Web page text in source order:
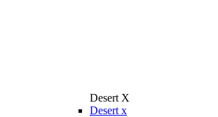
Desert X
Desert x